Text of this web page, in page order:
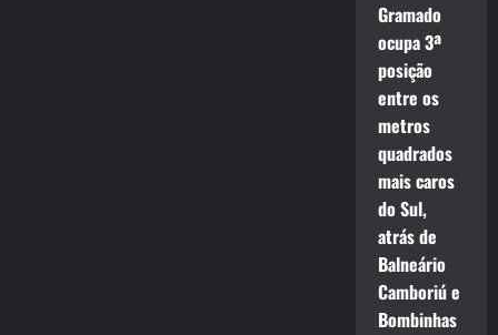
Gramado
ocupa 3ª
posição
entre os
metros
quadrados
mais caros
do Sul,
atrás de
Balneário
Camboriú e
Bombinhas